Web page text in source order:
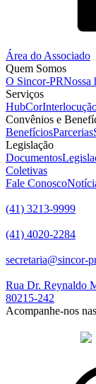
Área do Associado
Quem Somos
O Sincor-PRNossa
Serviços
HubCor
Convênios e
BenefíciosParcerias
Legislação
Documentos
Coletivas
Fale Conosco
(41) 3213-9999
(41) 4020-2284
secretaria@sincor-
Rua Dr. Reynaldo
80215-242
Acompanhe-nos